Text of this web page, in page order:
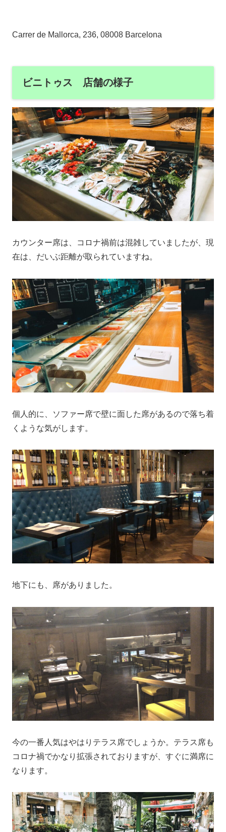
Carrer de Mallorca, 236, 08008 Barcelona
ビニトゥス 店舗の様子
カウンター席は、コロナ禍前は混雑していましたが、現
在は、だいぶ距離が取られていますね。
個人的に、ソファー席で壁に面した席があるので落ち着
くような気がします。
地下にも、席がありました。
今の一番人気はやはりテラス席でしょうか。テラス席も
コロナ禍でかなり拡張されておりますが、すぐに満席に
なります。